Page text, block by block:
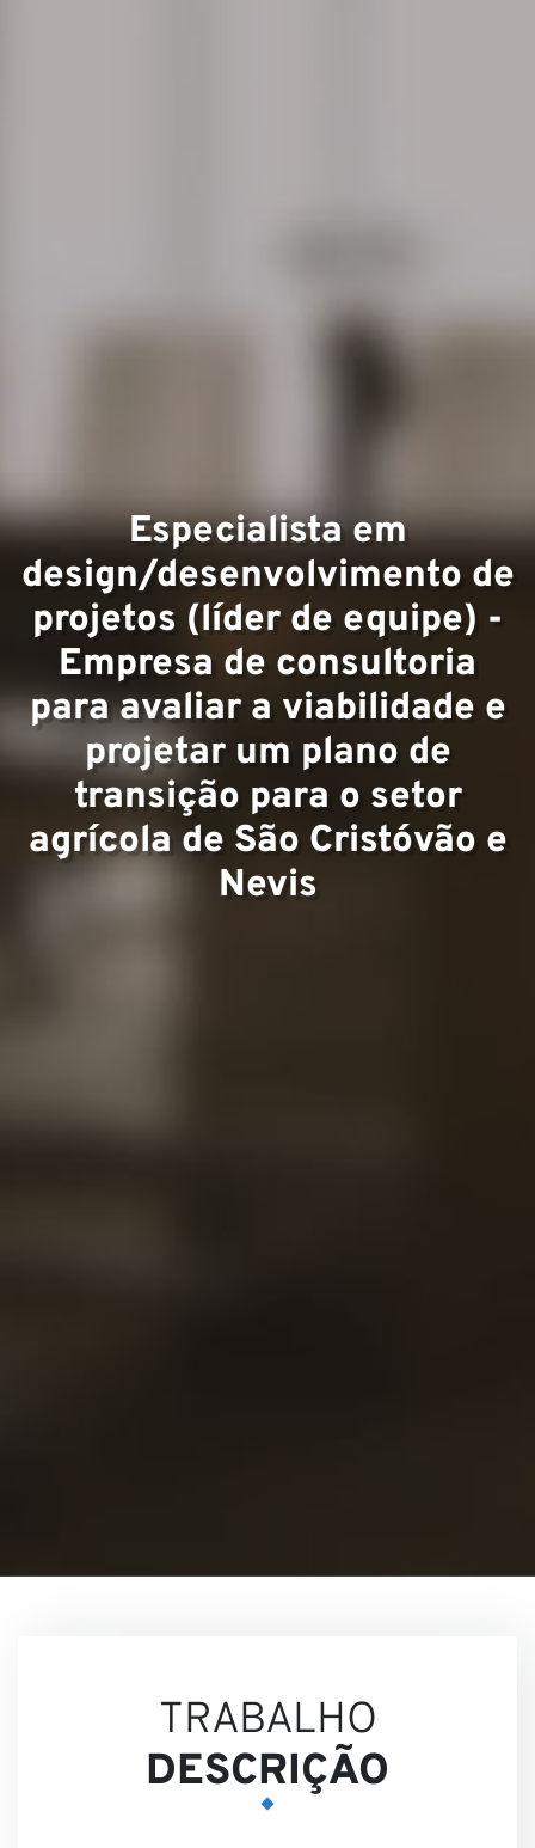
Equipe
Visões
Especialista em
design/desenvolvimento de
projetos (líder de equipe) -
Empresa de consultoria
para avaliar a viabilidade e
projetar um plano de
transição para o setor
agrícola de São Cristóvão e
Nevis
TRABALHO
DESCRIÇÃO